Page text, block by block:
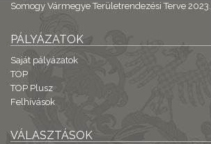
Somogy Vármegye Területrendezési Terve 2023.
PÁLYÁZATOK
Saját pályázatok
TOP
TOP Plusz
Felhívások
VÁLASZTÁSOK